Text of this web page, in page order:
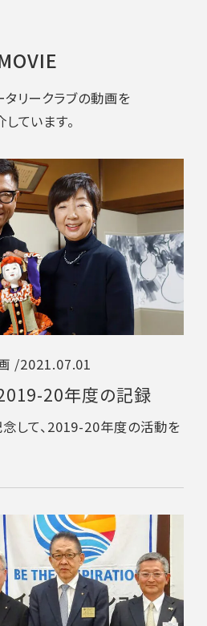
リークラブの動画を
ています。
/2021.07.01
20年度の記録
して、2019-20年度の活動を